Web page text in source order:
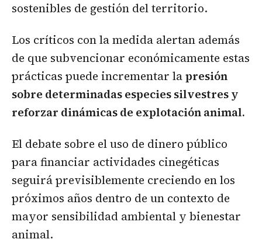
sostenibles de gestión del territorio.
Los críticos con la medida alertan además
de que subvencionar económicamente estas
prácticas puede incrementar lapresión
sobre determinadas especies silvestres y
reforzar dinámicas de explotación animal.
El debate sobre el uso de dinero público
para financiar actividades cinegéticas
seguirá previsiblemente creciendo en los
próximos años dentro de un contexto de
mayor sensibilidad ambiental y bienestar
animal.